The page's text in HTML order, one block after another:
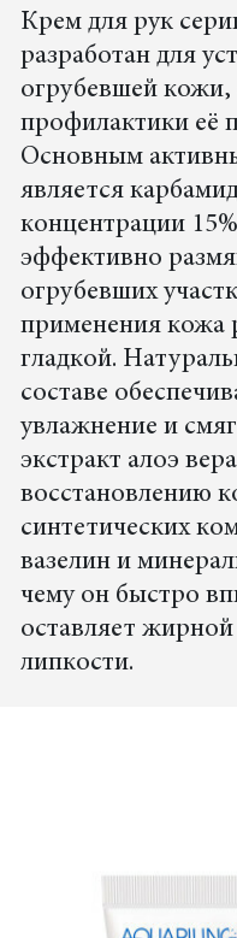
Крем для рук
разработан для
огрубевшей кожи,
профилактики её
Основным
является
концентрации
эффективно
огрубевших
применения кожа
гладкой.
составе
увлажнение и
экстракт алоэ
восстановлению
синтетических
вазелин и
чему он быстро
оставляет
липкости.